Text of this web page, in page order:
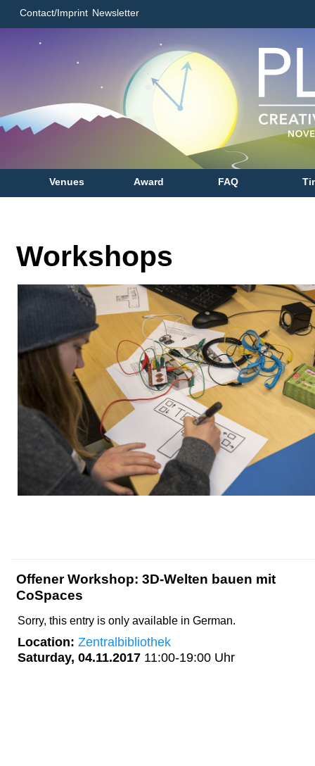
Contact/Imprint Newsletter
Venues Award FAQ
Workshops
Offener Workshop: 3D-Welten bauen mit
CoSpaces
Sorry, this entry is only available in German.
Location: Zentralbibliothek
Saturday, 04.11.2017 11:00-19:00 Uhr